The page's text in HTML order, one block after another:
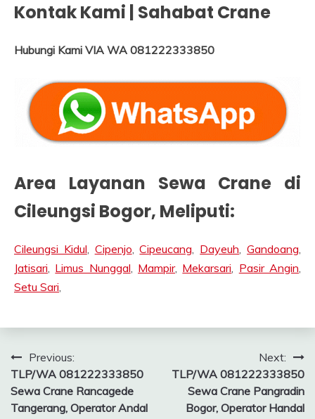
Kontak Kami | Sahabat Crane
Hubungi Kami VIA WA 081222333850
Area Layanan Sewa Crane di
Cileungsi Bogor, Meliputi:
Cileungsi Kidul, Cipenjo,Cipeucang, Dayeuh,Gandoang,
Jatisari, Limus Nunggal, Mampir, Mekarsari, Pasir Angin,
Setu Sari,
Post
navigation
Previous:
TLP/WA 081222333850
Sewa Crane Rancagede
Tangerang, Operator Andal
Next:
TLP/WA 081222333850
Sewa Crane Pangradin
Bogor, Operator Handal